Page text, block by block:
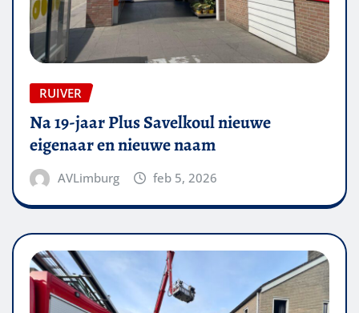
RUIVER
Na 19-jaar Plus Savelkoul nieuwe
eigenaar en nieuwe naam
AVLimburg feb 5, 2026